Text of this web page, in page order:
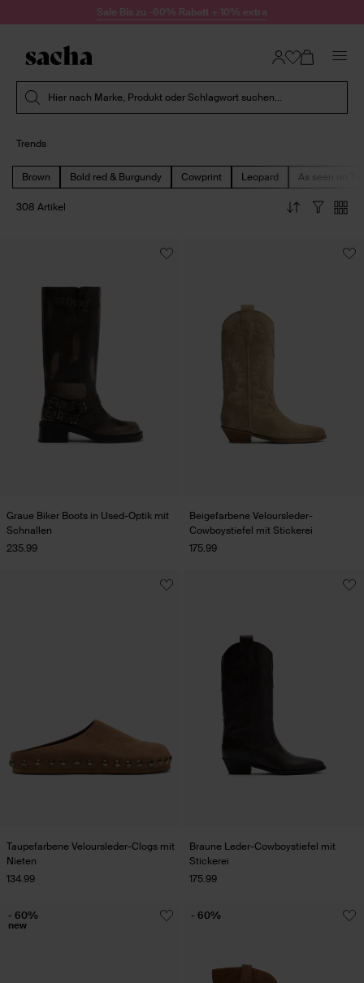
Zum Inhalt springenSale Bis zu -60% Rabatt + 10% extra
Hier nach Marke, Produkt oder Schlagwort suchen...
Trends
Brown Bold red & Burgundy Cowprint Leopard As seen on
308 Artikel
Graue Biker Boots in Used-Optik mit
Schnallen
235.99
Beigefarbene Veloursleder-
Cowboystiefel mit Stickerei
175.99
Taupefarbene Veloursleder-Clogs mit
Nieten
134.99
Braune Leder-Cowboystiefel mit
Stickerei
175.99
- 60%
new
- 60%